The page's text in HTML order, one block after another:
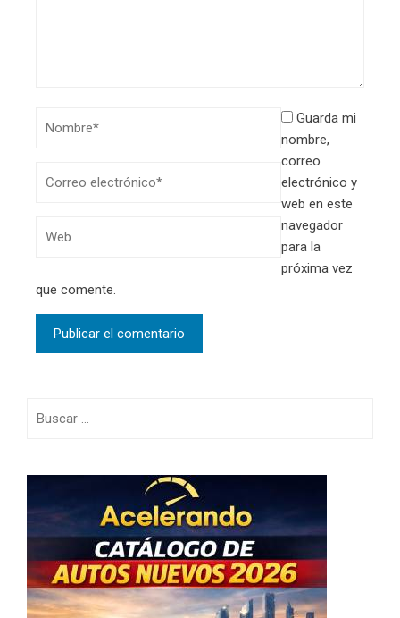
Guarda mi
nombre,
correo
electrónico y
web en este
navegador
para la
próxima vez
que comente.